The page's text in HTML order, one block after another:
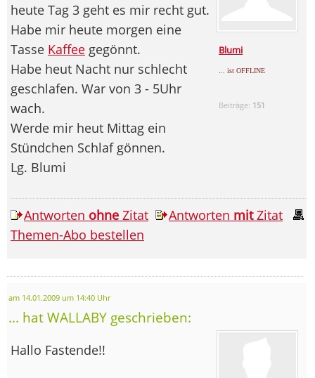
Blumi
... ist OFFLINE
Beiträge: 151
heute Tag 3 geht es mir recht gut.
Habe mir heute morgen eine
Tasse Kaffee gegönnt.
Habe heut Nacht nur schlecht
geschlafen. War von 3 - 5Uhr
wach.
Werde mir heut Mittag ein
Stündchen Schlaf gönnen.
Lg. Blumi
Antworten ohne Zitat Antworten mitZitat
Themen-Abo bestellen
am 14.01.2009 um 14:40 Uhr
... hat WALLABY geschrieben:
Hallo Fastende!!